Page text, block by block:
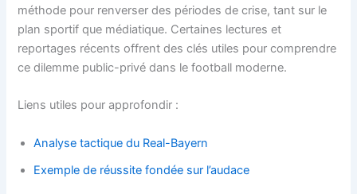
méthode pour renverser des périodes de crise, tant sur le
plan sportif que médiatique. Certaines lectures et
reportages récents offrent des clés utiles pour comprendre
ce dilemme public-privé dans le football moderne.
Liens utiles pour approfondir :
Analyse tactique du Real-Bayern
Exemple de réussite fondée sur l’audace